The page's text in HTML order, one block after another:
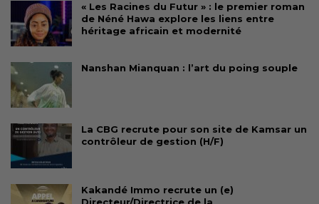
« Les Racines du Futur » : le premier roman
de Néné Hawa explore les liens entre
héritage africain et modernité
Nanshan Mianquan : l’art du poing souple
La CBG recrute pour son site de Kamsar un
contrôleur de gestion (H/F)
Kakandé Immo recrute un (e)